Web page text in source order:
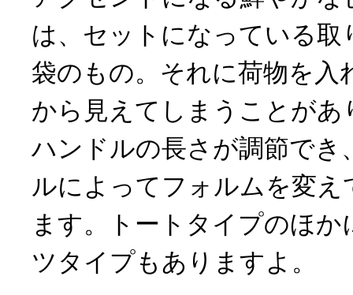
は、セットになっている取
袋のもの。それに荷物を入
から見えてしまうことがあ
ハンドルの長さが調節でき
ルによってフォルムを変
ます。トートタイプのほ
ツタイプもありますよ。